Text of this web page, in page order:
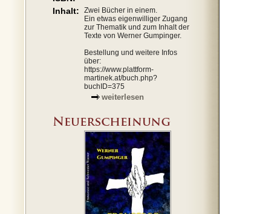
Inhalt:
Zwei Bücher in einem.
Ein etwas eigenwilliger Zugang
zur Thematik und zum Inhalt der
Texte von Werner Gumpinger.
Bestellung und weitere Infos
über:
https://www.plattform-
martinek.at/buch.php?
buchID=375
weiterlesen